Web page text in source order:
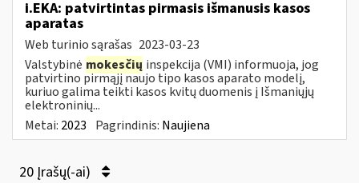
i.EKA: patvirtintas pirmasis išmanusis kasos
aparatas
Web turinio sąrašas 2023-03-23
Valstybinė mokesčių inspekcija (VMI) informuoja, jog
patvirtino pirmąjį naujo tipo kasos aparato modelį,
kuriuo galima teikti kasos kvitų duomenis į Išmaniųjų
elektroninių...
Metai: 2023 Pagrindinis: Naujiena
20 Įrašų(-ai)